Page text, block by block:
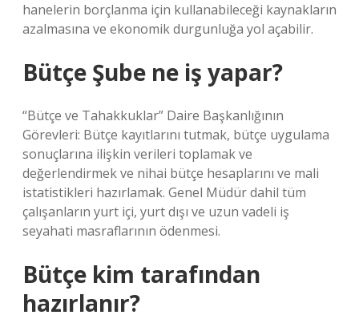
hanelerin borçlanma için kullanabileceği kaynakların
azalmasına ve ekonomik durgunluğa yol açabilir.
Bütçe Şube ne iş yapar?
“Bütçe ve Tahakkuklar” Daire Başkanlığının
Görevleri: Bütçe kayıtlarını tutmak, bütçe uygulama
sonuçlarına ilişkin verileri toplamak ve
değerlendirmek ve nihai bütçe hesaplarını ve mali
istatistikleri hazırlamak. Genel Müdür dahil tüm
çalışanların yurt içi, yurt dışı ve uzun vadeli iş
seyahati masraflarının ödenmesi.
Bütçe kim tarafından
hazırlanır?